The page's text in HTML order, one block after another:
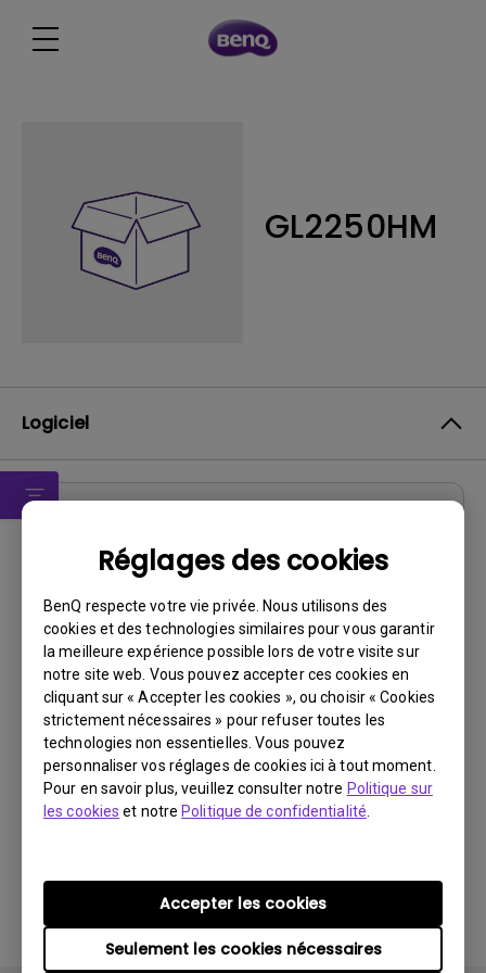
Réglages des cookies
BenQ respecte votre vie privée. Nous utilisons des
cookies et des technologies similaires pour vous garantir
la meilleure expérience possible lors de votre visite sur
notre site web. Vous pouvez accepter ces cookies en
cliquant sur « Accepter les cookies », ou choisir « Cookies
strictement nécessaires » pour refuser toutes les
technologies non essentielles. Vous pouvez
personnaliser vos réglages de cookies ici à tout moment.
Pour en savoir plus, veuillez consulter notre Politique sur
les cookies et notre Politique de confidentialité
Seulement les cookies nécessaires
Accepter les cookies
GL2250HM
Logiciel
GL2250HM Driver
Système d’exploitation: Windows7|WindowVista|WinXP
OS Version:
Mise à jour: 2011/09/22
Taille du fichier:8.98 KB
Télécharger
En utilisant l'un des logiciels ci-dessus, vous acceptez
les conditions de notrecontrat de licence utilisateur
final.